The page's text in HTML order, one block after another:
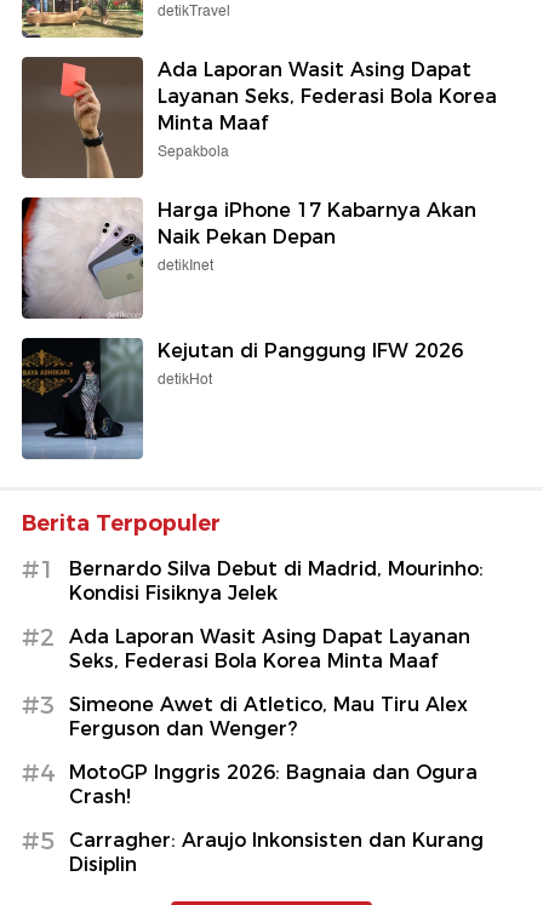
detikTravel
Ada Laporan Wasit Asing Dapat
Layanan Seks, Federasi Bola Korea
Minta Maaf
Sepakbola
Harga iPhone 17 Kabarnya Akan
Naik Pekan Depan
detikInet
Kejutan di Panggung IFW 2026
detikHot
Berita Terpopuler
#1
Bernardo Silva Debut di Madrid, Mourinho:
Kondisi Fisiknya Jelek
#2
Ada Laporan Wasit Asing Dapat Layanan
Seks, Federasi Bola Korea Minta Maaf
#3
Simeone Awet di Atletico, Mau Tiru Alex
Ferguson dan Wenger?
#4
MotoGP Inggris 2026: Bagnaia dan Ogura
Crash!
#5
Carragher: Araujo Inkonsisten dan Kurang
Disiplin